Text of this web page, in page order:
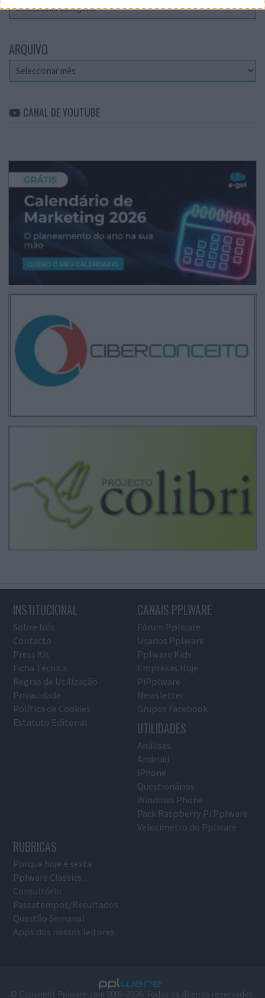
ARQUIVO
Arquivo
CANAL DE YOUTUBE
INSTITUCIONAL
Sobre Nós
Contacto
Press Kit
Ficha Técnica
Regras de Utilização
Privacidade
Política de Cookies
Estatuto Editorial
CANAIS PPLWARE
Fórum Pplware
Usados Pplware
Pplware Kids
Empresas Hoje
PiPplware
Newsletter
Grupos Facebook
UTILIDADES
Análises
Android
iPhone
Questionários
Windows Phone
Pack Raspberry Pi Pplware
Velocímetro do Pplware
RUBRICAS
Porque hoje é sexta
Pplware Classics…
Consultório
Passatempos/Resultados
Questão Semanal
Apps dos nossos leitores
© Copyright Pplware.com 2005-2026. Todos os direitos reservados.